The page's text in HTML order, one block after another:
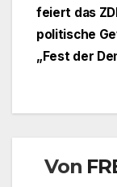
feiert das
politische
„Fest der
Von